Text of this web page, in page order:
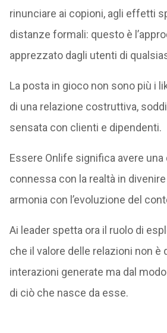
rinunciare ai copioni, agli effetti
distanze formali: questo è
apprezzato dagli utenti di
La posta in gioco non sono più i
di una relazione costruttiva,
sensata con clienti e dipendenti.
Essere Onlife significa avere
connessa con la realtà in
armonia con l’evoluzione del
Ai leader spetta ora il ruolo di
che il valore delle relazioni non è
interazioni generate ma dal
di ciò che nasce da esse.